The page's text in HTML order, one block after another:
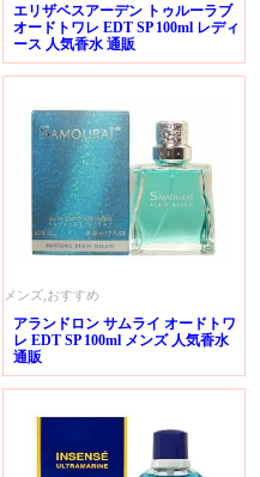
エリザベスアーデン トゥルーラブ
オードトワレ EDT SP 100ml レディ
ース 人気香水 通販
メンズ,おすすめ
アランドロン サムライ オードトワ
レ EDT SP 100ml メンズ 人気香水
通販